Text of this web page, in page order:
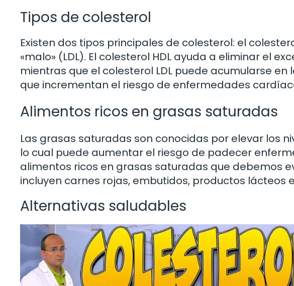
Tipos de colesterol
Existen dos tipos principales de colesterol: el
«malo» (LDL). El colesterol HDL ayuda a eliminar el
mientras que el colesterol LDL puede acumularse
que incrementan el riesgo de enfermedades
Alimentos ricos en grasas saturadas
Las grasas saturadas son conocidas por elevar los
lo cual puede aumentar el riesgo de padecer
alimentos ricos en grasas saturadas que debemos
incluyen carnes rojas, embutidos, productos lácteos
Alternativas saludables